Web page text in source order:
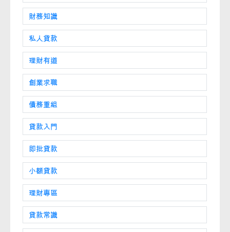
財務知識
私人貸款
理財有道
創業求職
債務重組
貸款入門
即批貸款
小額貸款
理財專區
貸款常識